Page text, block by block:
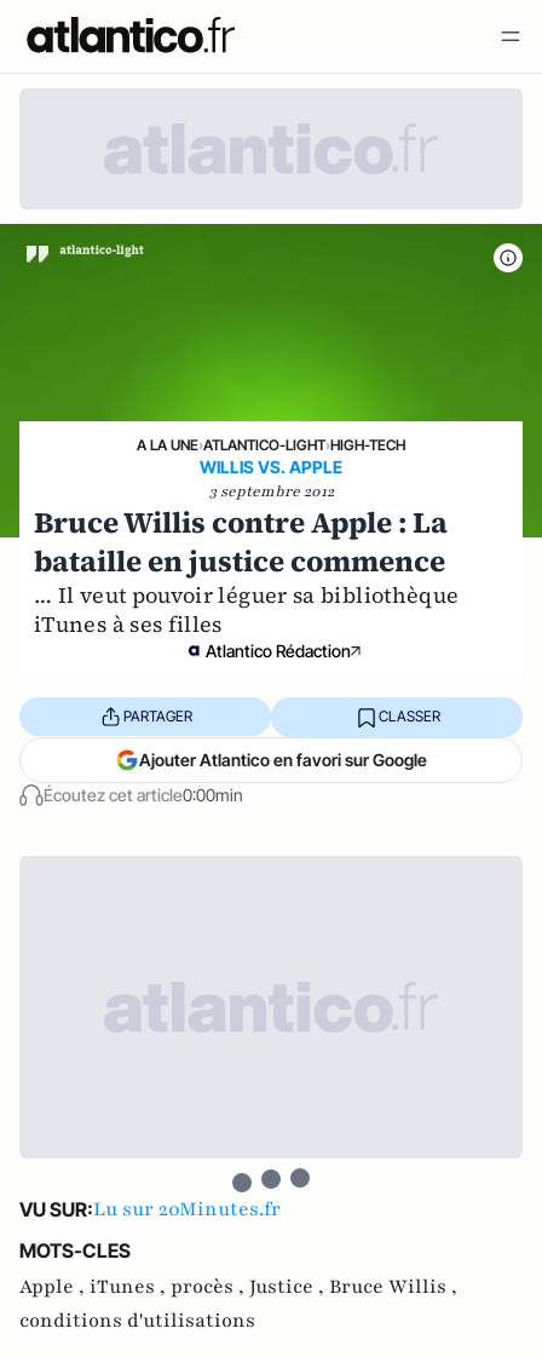
A LA UNE›ATLANTICO-LIGHT›HIGH-TECH
WILLIS VS. APPLE
3 septembre 2012
Bruce Willis contre Apple : La
bataille en justice commence
… Il veut pouvoir léguer sa bibliothèque
iTunes à ses filles
Atlantico Rédaction
Écoutez cet article0:00min
PARTAGER CLASSER
Ajouter Atlantico en favori sur Google
VU SUR:Lu sur 20Minutes.fr
MOTS-CLES
Apple , iTunes , procès , Justice , Bruce Willis ,
conditions d'utilisations